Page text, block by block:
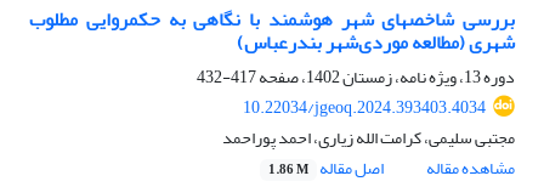
بررسی شاخص‎های شهر هوشمند با نگاهی به حکمروایی مطلوب
شهری (مطالعه موردی‌شهر بندرعباس)
دوره 13، ویژه نامه، زمستان 1402، صفحه
417-432
10.22034/jgeoq.2024.393403.4034
مجتبی سلیمی، کرامت الله زیاری، احمد پوراحمد
مشاهده مقاله
اصل مقاله 1.86 M